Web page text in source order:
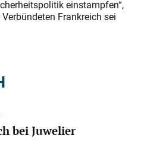
einstampfen“,
Frankreich sei
bei Juwelier